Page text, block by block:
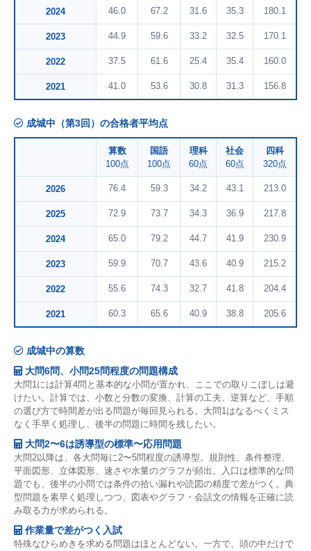
2024 46.0 67.2 31.6 35.3 180.1
2023 44.9 59.6 33.2 32.5 170.1
2022 37.5 61.6 25.4 35.4 160.0
2021 41.0 53.6 30.8 31.3 156.8
成城中（第3回）の合格者平均点
算数
100点
国語
100点
理科
60点
社会
60点
四科
320点
2026 76.4 59.3 34.2 43.1 213.0
2025 72.9 73.7 34.3 36.9 217.8
2024 65.0 79.2 44.7 41.9 230.9
2023 59.9 70.7 43.6 40.9 215.2
2022 55.6 74.3 32.7 41.8 204.4
2021 60.3 65.6 40.9 38.8 205.6
成城中の算数
大問6問、小問25問程度の問題構成
大問1には計算4問と基本的な小問が置かれ、ここでの取りこぼしは避
けたい。計算では、小数と分数の変換、計算の工夫、逆算など、手順
の選び方で時間差が出る問題が毎回見られる。大問1はなるべくミス
なく手早く処理し、後半の問題に時間を残したい。
大問2〜6は誘導型の標準〜応用問題
大問2以降は、各大問毎に2〜5問程度の誘導型。規則性、条件整理、
平面図形、立体図形、速さや水量のグラフが頻出。入口は標準的な問
題でも、後半の小問では条件の拾い漏れや読図の精度で差がつく。典
型問題を素早く処理しつつ、図表やグラフ・会話文の情報を正確に読
み取る力が求められる。
作業量で差がつく入試
特殊なひらめきを求める問題はほとんどない。一方で、頭の中だけで